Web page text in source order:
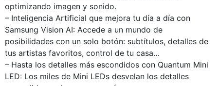
optimizando imagen y sonido.
– Inteligencia Artificial que mejora tu día a día con
Samsung Vision AI: Accede a un mundo de
posibilidades con un solo botón: subtítulos, detalles de
tus artistas favoritos, control de tu casa…
– Hasta los detalles más escondidos con Quantum Mini
LED: Los miles de Mini LEDs desvelan los detalles